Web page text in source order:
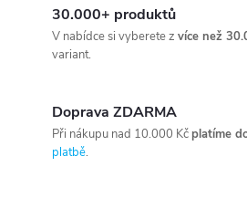
30.000+ produktů
V nabídce si vyberete z více než
variant.
Doprava ZDARMA
Při nákupu nad 10.000 Kčplatíme
platbě.